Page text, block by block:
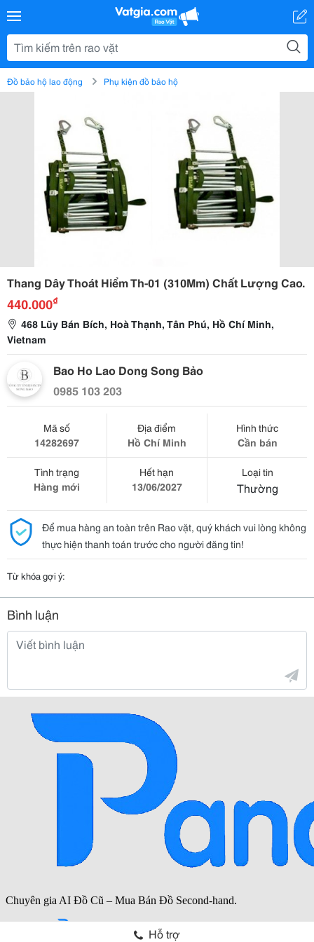
Đồ bảo hộ lao động Phụ kiện đồ bảo hộ
Thang Dây Thoát Hiểm Th-01 (310Mm) Chất Lượng Cao.
440.000₫
468 Lũy Bán Bích, Hoà Thạnh, Tân Phú, Hồ Chí Minh,
Vietnam
Bao Ho Lao Dong Song Bảo
0985 103 203
Mã số
14282697
Địa điểm
Hồ Chí Minh
Hình thức
Cần bán
Tình trạng
Hàng mới
Hết hạn
13/06/2027
Loại tin
Thường
Để mua hàng an toàn trên Rao vặt, quý khách vui lòng không
thực hiện thanh toán trước cho người đăng tin!
Từ khóa gợi ý:
Bình luận
Hỗ trợ